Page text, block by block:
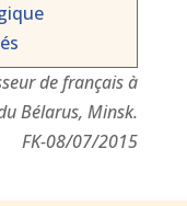
de français à
Bélarus, Minsk.
FK-08/07/2015